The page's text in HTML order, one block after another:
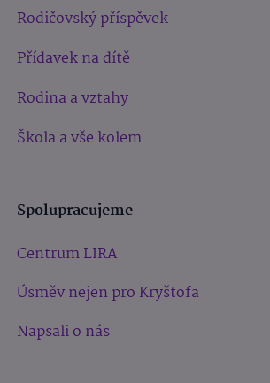
Rodičovský příspěvek
Přídavek na dítě
Rodina a vztahy
Škola a vše kolem
Spolupracujeme
Centrum LIRA
Úsměv nejen pro Kryštofa
Napsali o nás